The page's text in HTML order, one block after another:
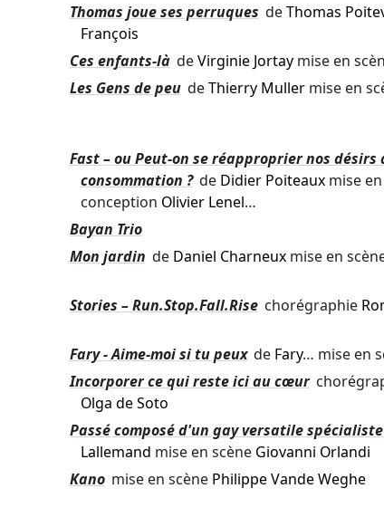
Thomas joue ses perruques deThomas
François
Ces enfants-là deVirginie Jortaymise en
Les Gens de peu deThierry Mullermise en
Fast – ou Peut-on se réapproprier nos désirs
consommation ? de Didier Poiteauxmise en
conception Olivier Lenel…
Bayan Trio
Mon jardin de Daniel Charneuxmise en
Stories – Run.Stop.Fall.Rise chorégraphie
Fary - Aime-moi si tu peux de Fary… mise en
Incorporer ce qui reste ici au cœur
Olga de Soto
Passé composé d'un gay versatile
Lallemand mise en scène Giovanni Orlandi
Kano mise en scène Philippe Vande Weghe